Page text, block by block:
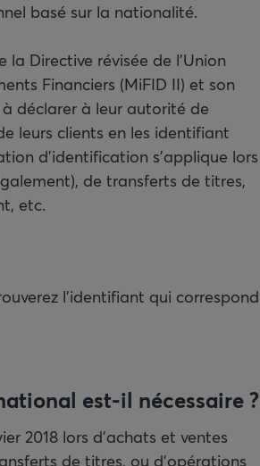
basé sur la nationalité.
Directive révisée de l'Union
Financiers (MiFID II) et son
déclarer à leur autorité de
leurs clients en les identifiant
d'identification s'applique lors
de transferts de titres,
etc.
l'identifiant qui correspond
est-il nécessaire ?
2018 lors d'achats et ventes
de titres, ou d'opérations